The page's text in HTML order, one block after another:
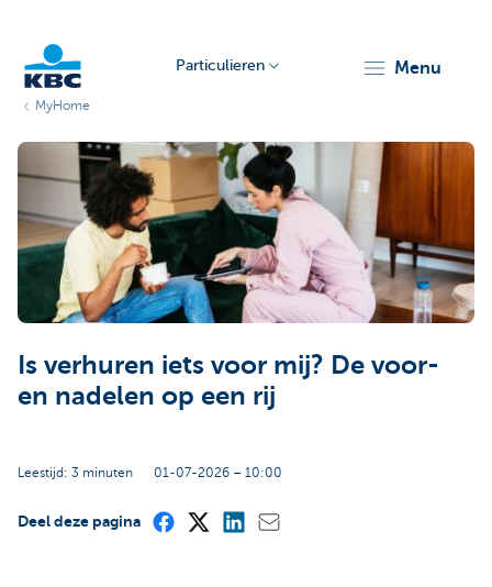
Particulieren
Particulieren menu
MyHome
Is verhuren iets voor mij? De voor-
en nadelen op een rij
Leestijd: 3 minuten 01-07-2026 – 10:00
Deel deze pagina